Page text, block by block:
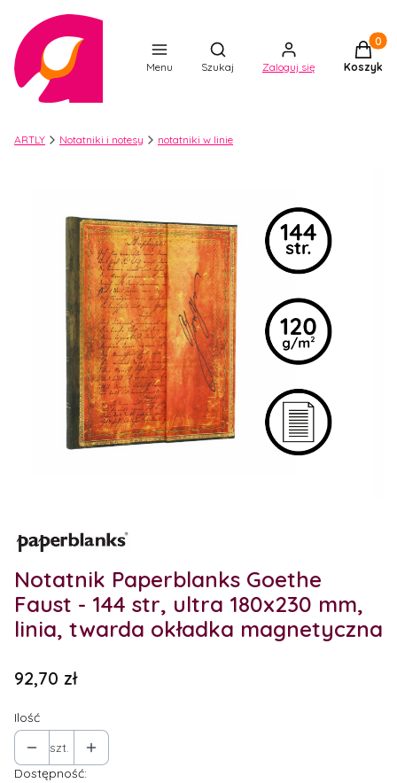
Menu
Otwórz wyszukiwarkę
Szukaj Zaloguj się Koszyk
ARTLY Notatniki i notesy notatniki w linie
Notatnik Paperblanks Goethe
Faust - 144 str, ultra 180x230 mm,
linia, twarda okładka magnetyczna
Cena
92,70 zł
Ilość
szt.
Dostępność: